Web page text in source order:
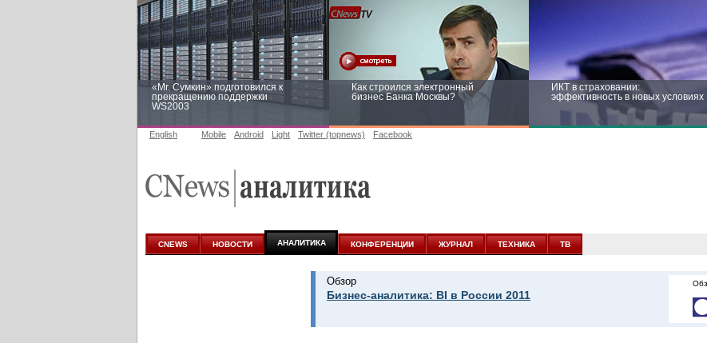
«Mr. Сумкин» подготовился к
прекращению поддержки
WS2003
Как строился электронный
бизнес Банка Москвы?
ИКТ в страховании:
эффективность в новых условиях
аналитике
новых условиях
English Mobile Android Light Twitter (topnews) Facebook
CNEWS НОВОСТИ АНАЛИТИКА КОНФЕРЕНЦИИ ЖУРНАЛ ТЕХНИКА ТВ
Обзор
Бизнес-аналитика: BI в России 2011